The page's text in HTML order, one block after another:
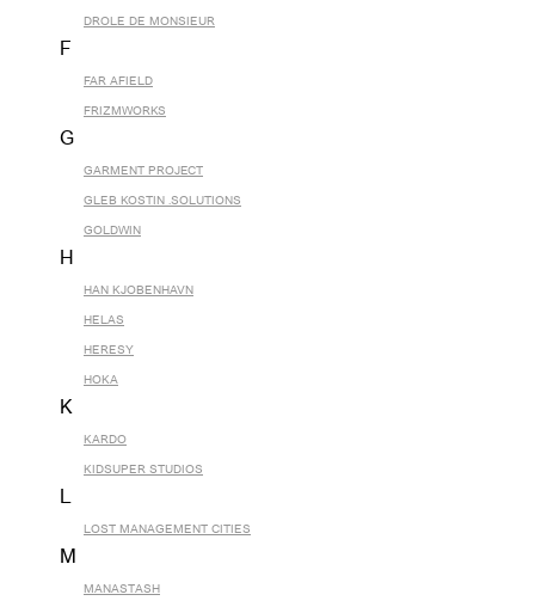
DROLE DE MONSIEUR
F
FAR AFIELD
FRIZMWORKS
G
GARMENT PROJECT
GLEB KOSTIN .SOLUTIONS
GOLDWIN
H
HAN KJOBENHAVN
HELAS
HERESY
HOKA
K
KARDO
KIDSUPER STUDIOS
L
LOST MANAGEMENT CITIES
M
MANASTASH